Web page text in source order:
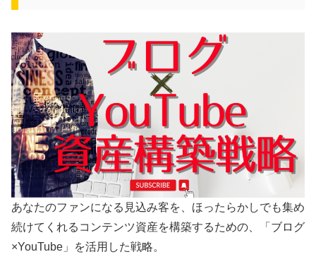
あなたのファンになる見込み客を、ほったらかしでも集め
続けてくれるコンテンツ資産を構築するための、「ブログ
×YouTube」を活用した戦略。